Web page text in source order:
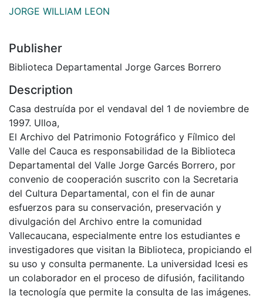
JORGE WILLIAM LEON
Publisher
Biblioteca Departamental Jorge Garces Borrero
Description
Casa destruída por el vendaval del 1 de noviembre de
1997. Ulloa,
El Archivo del Patrimonio Fotográfico y Fílmico del
Valle del Cauca es responsabilidad de la Biblioteca
Departamental del Valle Jorge Garcés Borrero, por
convenio de cooperación suscrito con la Secretaria
del Cultura Departamental, con el fin de aunar
esfuerzos para su conservación, preservación y
divulgación del Archivo entre la comunidad
Vallecaucana, especialmente entre los estudiantes e
investigadores que visitan la Biblioteca, propiciando el
su uso y consulta permanente. La universidad Icesi es
un colaborador en el proceso de difusión, facilitando
la tecnología que permite la consulta de las imágenes.